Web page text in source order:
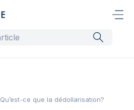
Qu’est-ce que la dédollarisation?